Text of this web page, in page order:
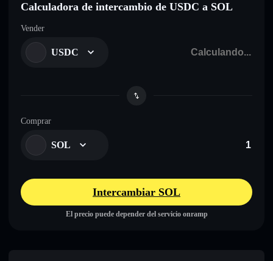
Calculadora de intercambio de USDC a SOL
Vender
USDC
Comprar
SOL
Intercambiar SOL
El precio puede depender del servicio onramp